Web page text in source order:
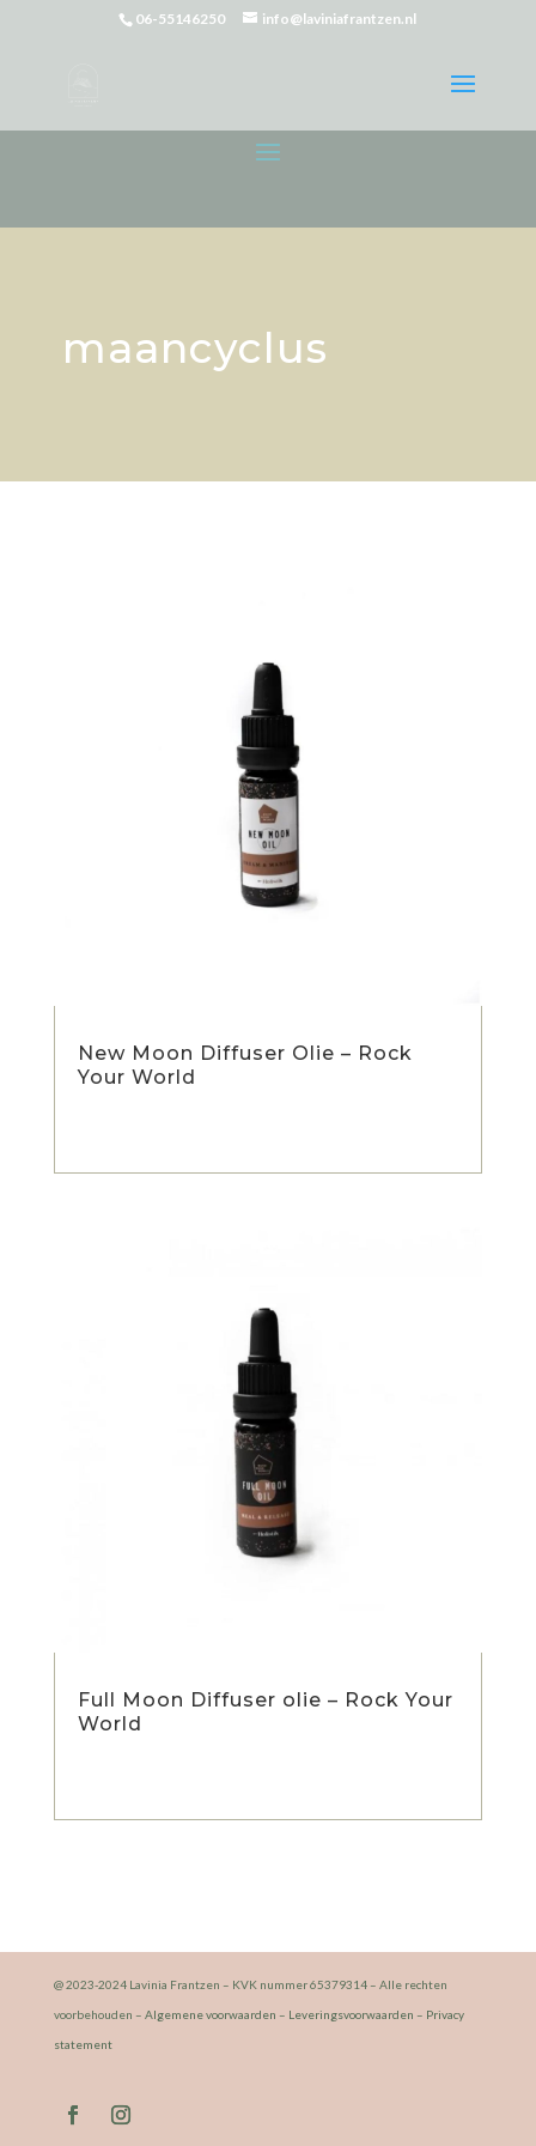
06-55146250 info@laviniafrantzen.nl
maancyclus
New Moon Diffuser Olie – Rock
Your World
Full Moon Diffuser olie – Rock Your
World
@ 2023-2024 Lavinia Frantzen – KVK nummer 65379314 – Alle rechten
voorbehouden – Algemene voorwaarden – Leveringsvoorwaarden – Privacy
statement